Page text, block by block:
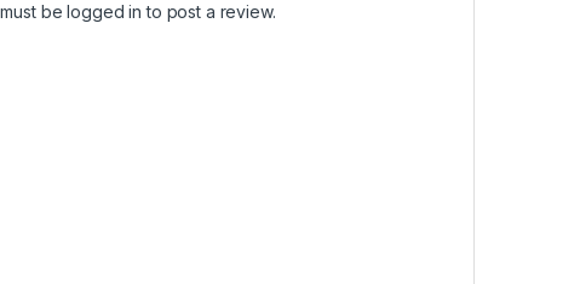
belogged in to post a review.